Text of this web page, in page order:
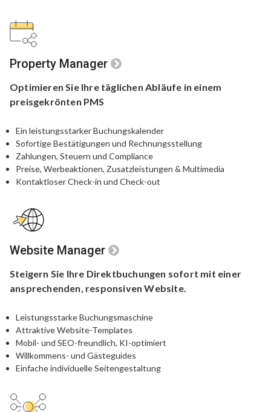
Property Manager
Optimieren Sie Ihre täglichen Abläufe in einem
preisgekrönten PMS
Ein leistungsstarker Buchungskalender
Sofortige Bestätigungen und Rechnungsstellung
Zahlungen, Steuern und Compliance
Preise, Werbeaktionen, Zusatzleistungen & Multimedia
Kontaktloser Check-in und Check-out
Website Manager
Steigern Sie Ihre Direktbuchungen sofort mit einer
ansprechenden, responsiven Website.
Leistungsstarke Buchungsmaschine
Attraktive Website-Templates
Mobil- und SEO-freundlich, KI-optimiert
Willkommens- und Gästeguides
Einfache individuelle Seitengestaltung